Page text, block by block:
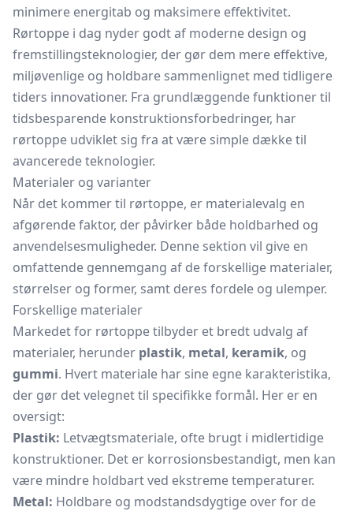
minimere energitab og maksimere effektivitet.
Rørtoppe i dag nyder godt af moderne design og
fremstillingsteknologier, der gør dem mere effektive,
miljøvenlige og holdbare sammenlignet med tidligere
tiders innovationer. Fra grundlæggende funktioner til
tidsbesparende konstruktionsforbedringer, har
rørtoppe udviklet sig fra at være simple dække til
avancerede teknologier.
Materialer og varianter
Når det kommer til rørtoppe, er materialevalg en
afgørende faktor, der påvirker både holdbarhed og
anvendelsesmuligheder. Denne sektion vil give en
omfattende gennemgang af de forskellige materialer,
størrelser og former, samt deres fordele og ulemper.
Forskellige materialer
Markedet for rørtoppe tilbyder et bredt udvalg af
materialer, herunder plastik, metal, keramik, og
gummi. Hvert materiale har sine egne karakteristika,
der gør det velegnet til specifikke formål. Her er en
oversigt:
Plastik: Letvægtsmateriale, ofte brugt i midlertidige
konstruktioner. Det er korrosionsbestandigt, men kan
være mindre holdbart ved ekstreme temperaturer.
Metal: Holdbare og modstandsdygtige over for de